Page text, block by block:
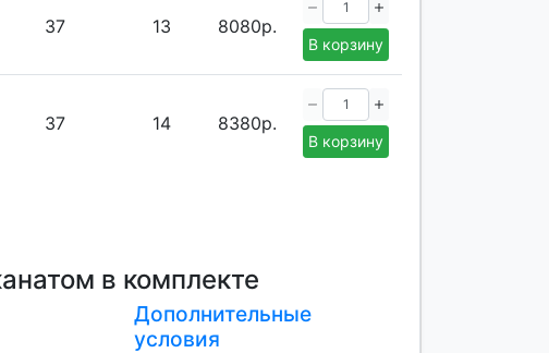
37 13 8080р.
В корзину
37 14 8380р.
В корзину
в комплекте
Дополнительные
условия